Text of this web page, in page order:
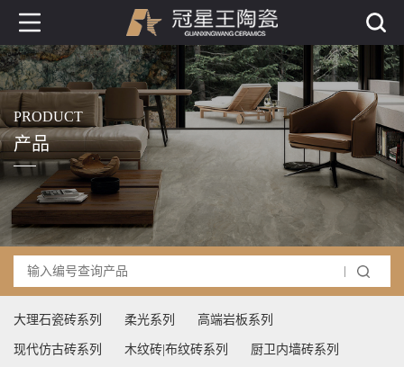
PRODUCT
产品
大理石瓷砖系列 柔光系列 高端岩板系列
现代仿古砖系列 木纹砖|布纹砖系列 厨卫内墙砖系列